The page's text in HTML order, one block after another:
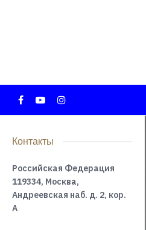
Контакты
Российская Федерация
119334, Москва,
Андреевская наб. д. 2, кор.
А